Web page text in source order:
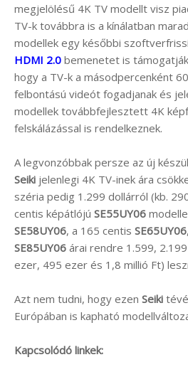
megjelölésű 4K TV modellt visz
TV-k továbbra is a kínálatban
modellek egy későbbi
HDMI 2.0 bemenetet is
hogy a TV-k a másodpercenként
felbontású videót fogadjanak és
modellek továbbfejlesztett 4K
felskálázással is rendelkeznek.
A legvonzóbbak persze az új
Seiki jelenlegi 4K TV-inek ára
széria pedig 1.299 dollárról (kb.
centis képátlójú SE55UY06
SE58UY06, a 165 centis SE65UY06
SE85UY06 árai rendre 1.599,
ezer, 495 ezer és 1,8 millió Ft)
Azt nem tudni, hogy ezen Seiki
Európában is kapható
Kapcsolódó linkek: